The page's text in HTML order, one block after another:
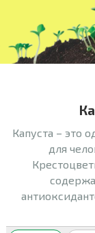
Капуста – это
для